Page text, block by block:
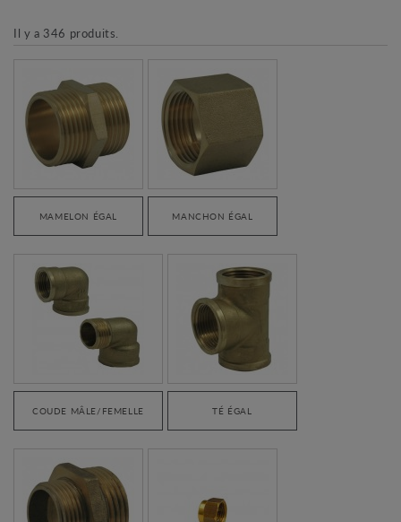
Il y a 346 produits.
MAMELON ÉGAL MANCHON ÉGAL
COUDE MÂLE/FEMELLE TÉ ÉGAL